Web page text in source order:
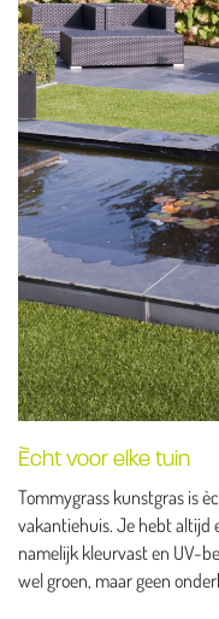
Ècht voor elke tuin
Tommygrass kunstgras is
vakantiehuis. Je hebt altijd
namelijk kleurvast en UV-
wel groen, maar geen